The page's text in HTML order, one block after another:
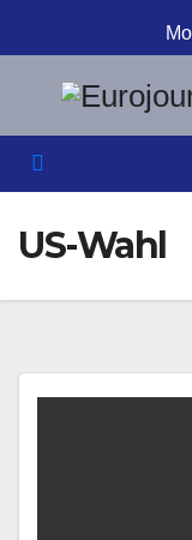
Inhalt
springen
US-Wahl